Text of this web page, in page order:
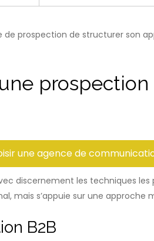
prospection de structurer son
une agence de
discernement les techniques
mais s’appuie sur une
B2B